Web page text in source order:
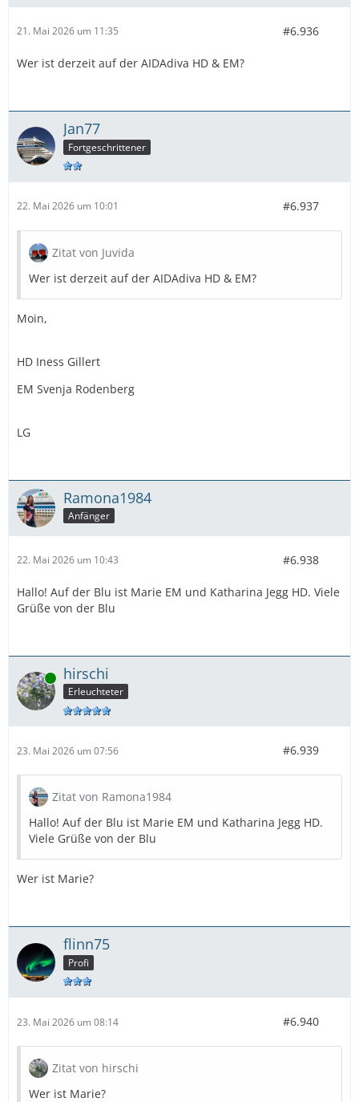
EM Janina Stengel
CCJanina Hekele
AIDAperla :
GM: Clemens Sprangler
CC
GM: Lars Riecke
EM: Oliver Griese
CC
HD: Michael Wetzar
EM: Nadja Kohlermann
21. Mai 2026 um 11:35 #6.936
Wer ist derzeit auf der AIDAdiva HD & EM?
Jan77
Fortgeschrittener
22. Mai 2026 um 10:01 #6.937
Zitat von Juvida
Wer ist derzeit auf der AIDAdiva HD & EM?
Moin,
HD Iness Gillert
EM Svenja Rodenberg
LG
Ramona1984
Anfänger
22. Mai 2026 um 10:43 #6.938
Hallo! Auf der Blu ist Marie EM und Katharina Jegg HD. Viele
Grüße von der Blu
Online hirschi
Erleuchteter
23. Mai 2026 um 07:56 #6.939
Zitat von Ramona1984
Hallo! Auf der Blu ist Marie EM und Katharina Jegg HD.
Viele Grüße von der Blu
Wer ist Marie?
flinn75
Profi
23. Mai 2026 um 08:14 #6.940
Zitat von hirschi
Wer ist Marie?